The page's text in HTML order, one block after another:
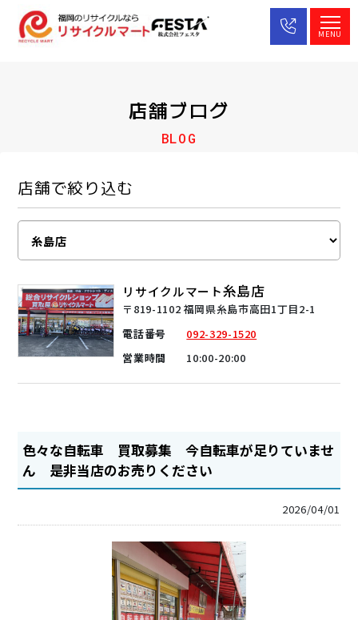
店舗ブログ
BLOG
店舗で絞り込む
リサイクルマート糸島店
〒819-1102 福岡県糸島市高田1丁目2-1
電話番号
092-329-1520
営業時間
10:00-20:00
色々な自転車 買取募集 今自転車が足りていませ
ん 是非当店のお売りください
2026/04/01
MENU